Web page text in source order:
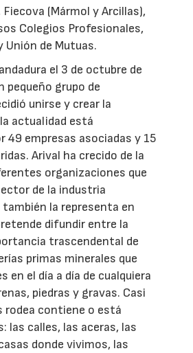
Fiecova (Mármol y Arcillas),
Colegios Profesionales,
Unión de Mutuas.
el 3 de octubre de
pequeño grupo de
unirse y crear la
actualidad está
49 empresas asociadas y 15
Arival ha crecido de la
organizaciones que
de la industria
la representa en
difundir entre la
trascendental de
primas minerales que
en el día a día de cualquiera
piedras y gravas. Casi
rodea contiene o está
las calles, las aceras, las
donde vivimos, las